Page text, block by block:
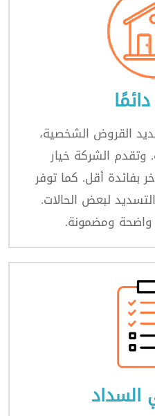
القروض الشخصية،
وتقدم الشركة خيار
بفائدة أقل. كما توفر
لبعض الحالات.
ومضمونة.